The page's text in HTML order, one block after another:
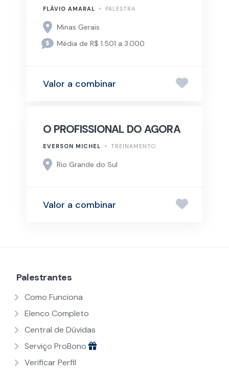
FLÁVIO AMARAL PALESTRA
Minas Gerais
Média de R$ 1.501 a 3.000
Valor a combinar
O PROFISSIONAL DO AGORA
EVERSON MICHEL TREINAMENTO
Rio Grande do Sul
Valor a combinar
Palestrantes
Como Funciona
Elenco Completo
Central de Dúvidas
Serviço ProBono
Verificar Perfil